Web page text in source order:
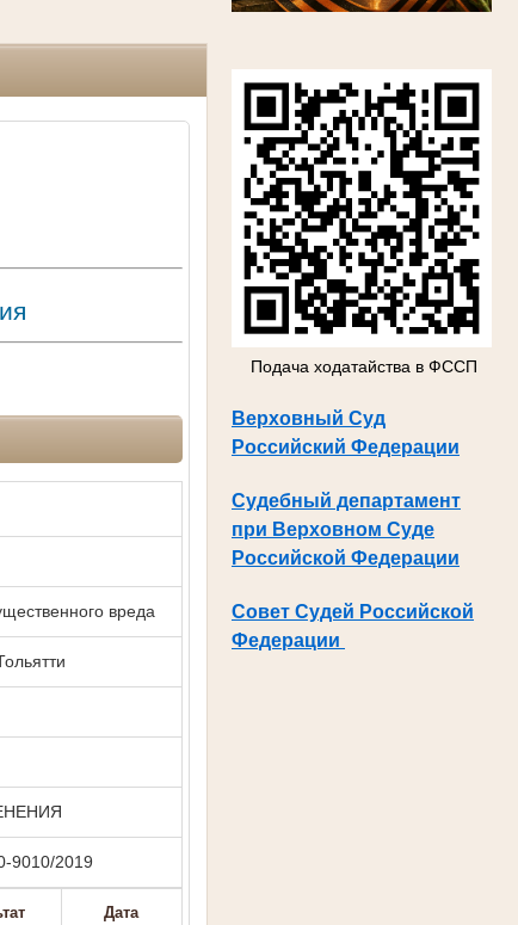
Подача ходатайства в ФССП
Верховный Суд
Российский Федерации
Судебный департамент
при Верховном Суде
Российской Федерации
Совет Судей Российской
Федерации
вреда
9010/2019
Дата